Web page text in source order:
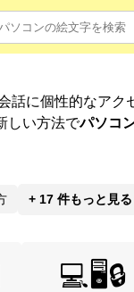
話に個性的なアク
しい方法でパソコ
+ 17 件もっと見る
💻🖥️🔒